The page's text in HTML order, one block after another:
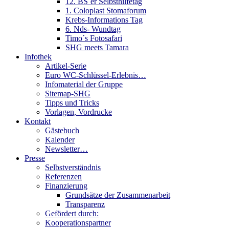
1. Coloplast Stomaforum
Krebs-Informations Tag
6. Nds- Wundtag
Timo´s Fotosafari
SHG meets Tamara
Infothek
Artikel-Serie
Euro WC-Schlüssel-Erlebnis…
Infomaterial der Gruppe
Sitemap-SHG
Tipps und Tricks
Vorlagen, Vordrucke
Kontakt
Gästebuch
Kalender
Newsletter…
Presse
Selbstverständnis
Referenzen
Finanzierung
Grundsätze der Zusammenarbeit
Transparenz
Gefördert durch:
Kooperationspartner